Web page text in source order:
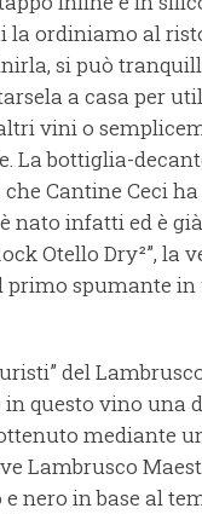
la ordiniamo al
si può
a casa per
vini o
La bottiglia-
Cantine Ceci
nato infatti ed è
Otello Dry²”, la
primo spumante
del
questo vino una
mediante
Lambrusco
nero in base al